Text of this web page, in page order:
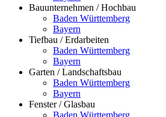
Bauunternehmen / Hochbau
Baden Württemberg
Bayern
Tiefbau / Erdarbeiten
Baden Württemberg
Bayern
Garten / Landschaftsbau
Baden Württemberg
Bayern
Fenster / Glasbau
Baden Württemberg